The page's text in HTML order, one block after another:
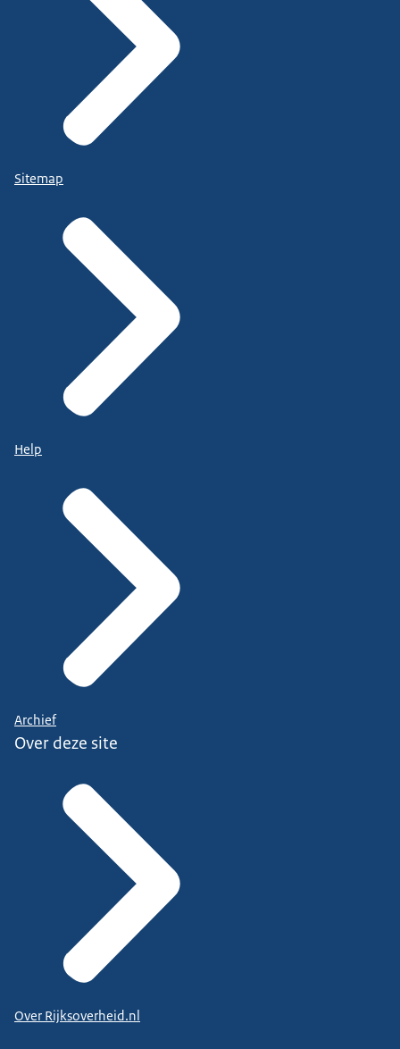
Sitemap
Help
Archief
Over deze site
Over Rijksoverheid.nl